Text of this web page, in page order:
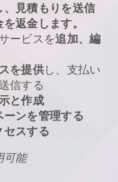
見積もりを送信
返金します。
ービスを追加、編
を提供し、支払い
信する
と作成
ンを管理する
セスする
可能